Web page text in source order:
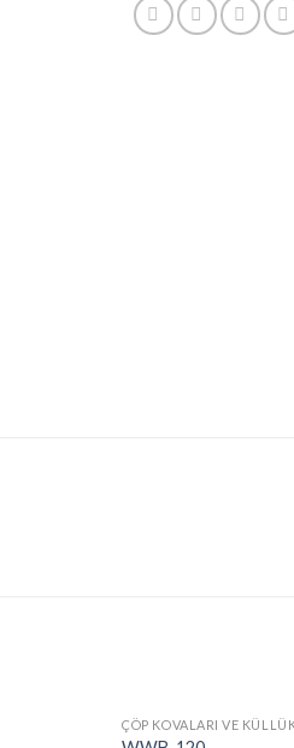
ÇÖP KOVALARI VE